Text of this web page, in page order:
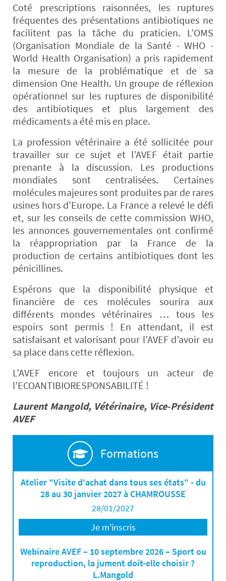
Coté prescriptions raisonnées, les ruptures
fréquentes des présentations antibiotiques ne
facilitent pas la tâche du praticien. L’OMS
(Organisation Mondiale de la Santé - WHO -
World Health Organisation) a pris rapidement
la mesure de la problématique et de sa
dimension One Health. Un groupe de réflexion
opérationnel sur les ruptures de disponibilité
des antibiotiques et plus largement des
médicaments a été mis en place.
La profession vétérinaire a été sollicitée pour
travailler sur ce sujet et l’AVEF était partie
prenante à la discussion. Les productions
mondiales sont centralisées. Certaines
molécules majeures sont produites par de rares
usines hors d’Europe. La France a relevé le défi
et, sur les conseils de cette commission WHO,
les annonces gouvernementales ont confirmé
la réappropriation par la France de la
production de certains antibiotiques dont les
pénicillines.
Espérons que la disponibilité physique et
financière de ces molécules sourira aux
différents mondes vétérinaires … tous les
espoirs sont permis ! En attendant, il est
satisfaisant et valorisant pour l’AVEF d’avoir eu
sa place dans cette réflexion.
L’AVEF encore et toujours un acteur de
l’ECOANTIBIORESPONSABILITÉ !
Laurent Mangold, Vétérinaire, Vice-Président
AVEF
Formations
Atelier "Visite d'achat dans tous ses états" - du
28 au 30 janvier 2027 à CHAMROUSSE
28/01/2027
Je m'inscris
Webinaire AVEF – 10 septembre 2026 – Sport ou
reproduction, la jument doit-elle choisir ?
L.Mangold